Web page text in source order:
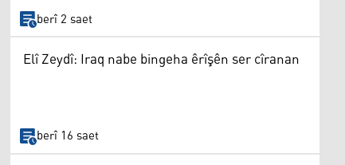
berî 2 saet
Elî Zeydî: Iraq nabe bingeha êrîşên ser cîranan
berî 16 saet